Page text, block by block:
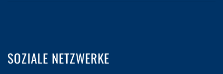
SOZIALE NETZWERKE